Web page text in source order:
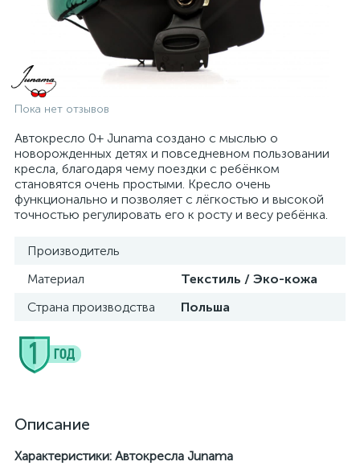
Пока нет отзывов
Автокресло 0+ Junama создано с мыслью о
новорожденных детях и повседневном пользовании
кресла, благодаря чему поездки с ребёнком
становятся очень простыми. Кресло очень
функционально и позволяет с лёгкостью и высокой
точностью регулировать его к росту и весу ребёнка.
Производитель
Материал
Текстиль / Эко-кожа
Страна производства
Польша
Описание
Характеристики: Автокресла Junama